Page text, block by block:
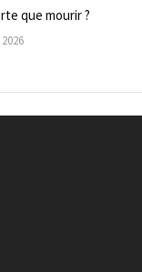
que mourir ?